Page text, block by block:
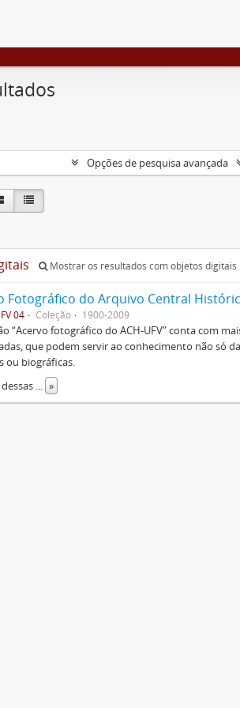
Opções de pesquisa avançada
Mostrar os resultados com objetos digitais
Fotográfico do Arquivo Central
04 Coleção 1900-2009
“Acervo fotográfico do ACH-UFV” conta com
que podem servir ao conhecimento não só
ou biográficas.
»